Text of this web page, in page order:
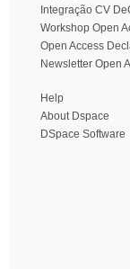
Integração CV
Workshop Open
Open Access
Newsletter Open
Help
About Dspace
DSpace Software